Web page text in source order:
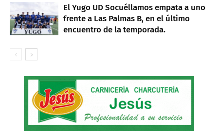
El Yugo UD Socuéllamos empata a uno
frente a Las Palmas B, en el último
encuentro de la temporada.